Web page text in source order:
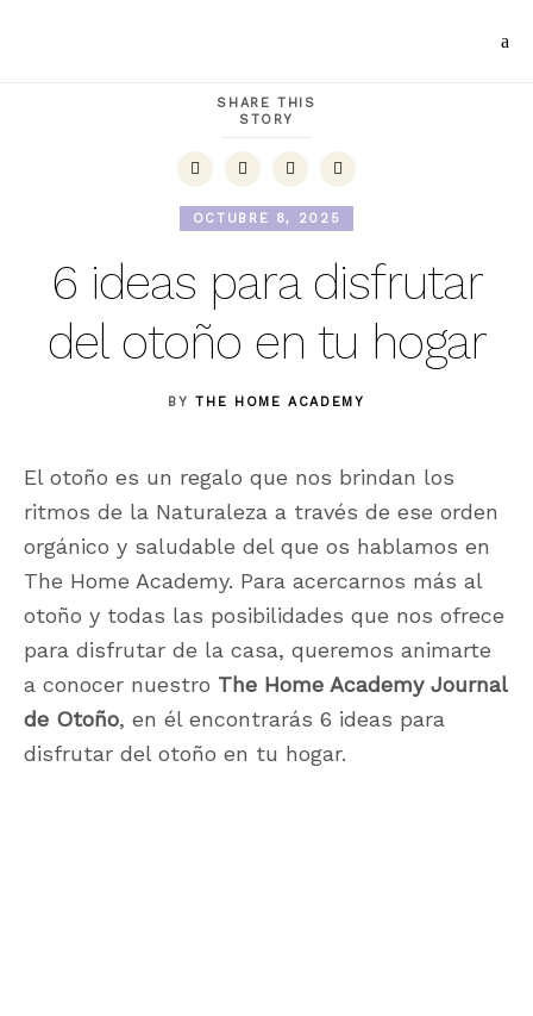
SHARE THIS
STORY
OCTUBRE 8, 2025
6 ideas para disfrutar
del otoño en tu hogar
BYTHE HOME ACADEMY
El otoño es un regalo que nos brindan los
ritmos de la Naturaleza a través de ese orden
orgánico y saludable del que os hablamos en
The Home Academy. Para acercarnos más al
otoño y todas las posibilidades que nos ofrece
para disfrutar de la casa, queremos animarte
a conocer nuestro The Home Academy Journal
de Otoño, en él encontrarás 6 ideas para
disfrutar del otoño en tu hogar.